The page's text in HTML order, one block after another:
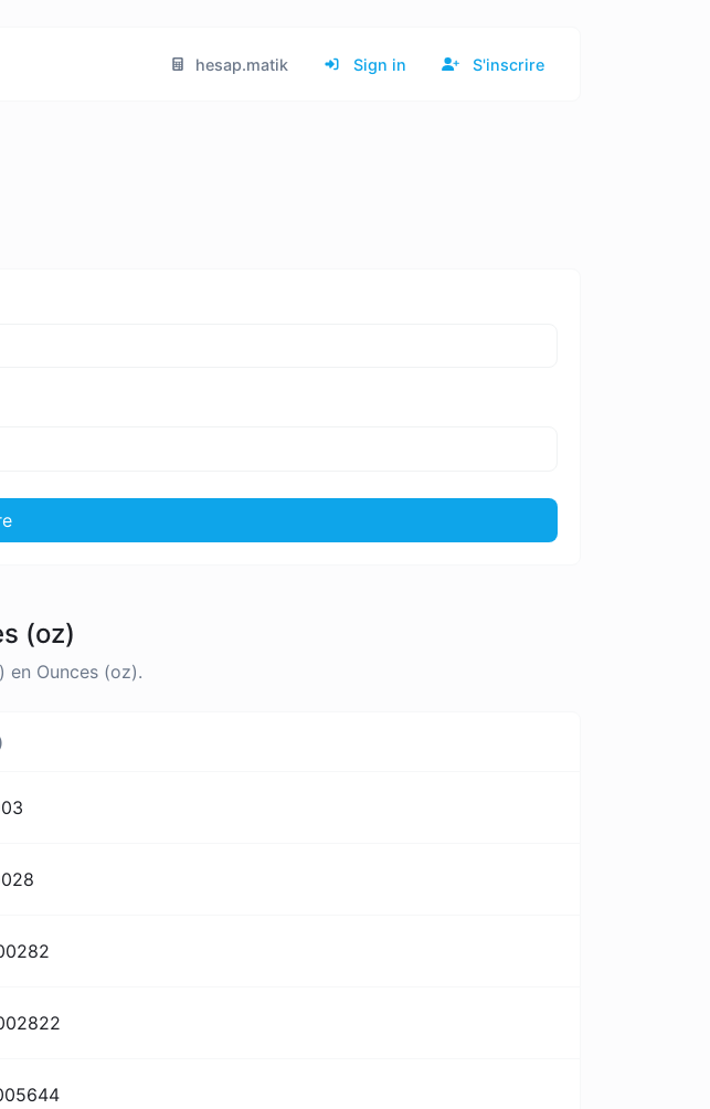
hesap.matik Sign in S'inscrire
(oz)
en Ounces (oz).